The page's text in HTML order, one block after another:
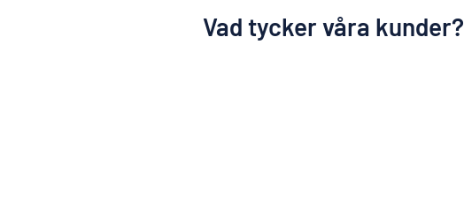
Vad tycker våra kunder?